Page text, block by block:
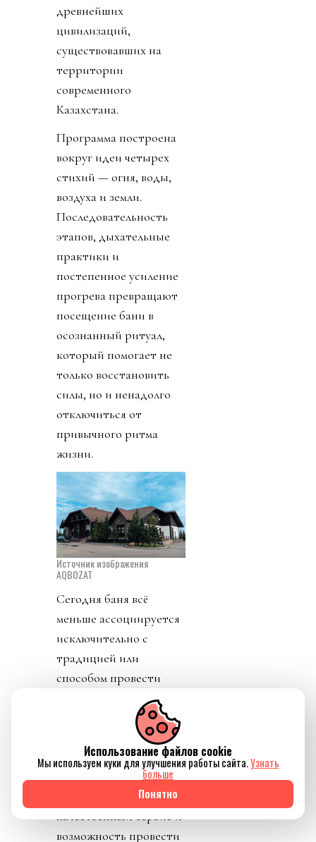
древнейших
цивилизаций,
существовавших на
территории
современного
Казахстана.
Программа построена
вокруг идеи четырех
стихий — огня, воды,
воздуха и земли.
Последовательность
этапов, дыхательные
практики и
постепенное усиление
прогрева превращают
посещение бани в
осознанный ритуал,
который помогает не
только восстановить
силы, но и ненадолго
отключиться от
привычного ритма
жизни.
Источник изображения
AQBOZAT
Сегодня баня всё
меньше ассоциируется
исключительно с
традицией или
способом провести
становится частью
культуры осознанного
отдыха, где одинаково
важны здоровье,
качественный сервис и
возможность провести
Использование файлов cookie
Мы используем куки для улучшения работы сайта.Узнать
больше
Понятно